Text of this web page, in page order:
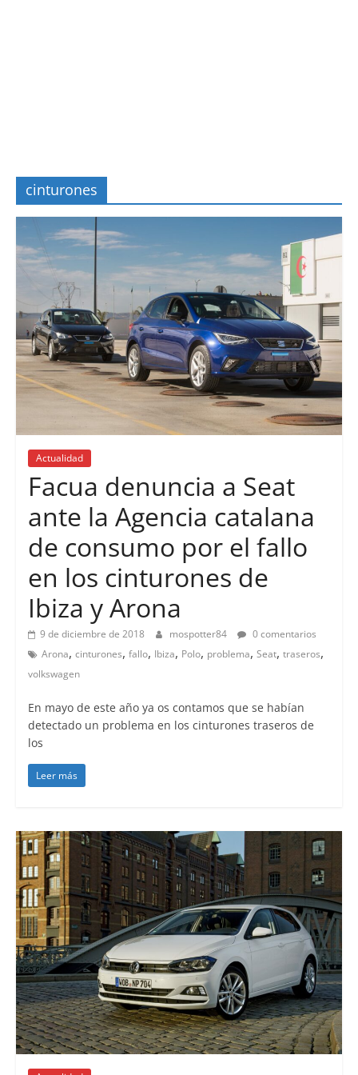
cinturones
Actualidad
Facua denuncia a Seat
ante la Agencia catalana
de consumo por el fallo
en los cinturones de
Ibiza y Arona
9 de diciembre de 2018 mospotter84
0 comentarios
Arona, cinturones, fallo, Ibiza, Polo, problema, Seat, traseros,
volkswagen
En mayo de este año ya os contamos que se habían
detectado un problema en los cinturones traseros de
los
Leer más